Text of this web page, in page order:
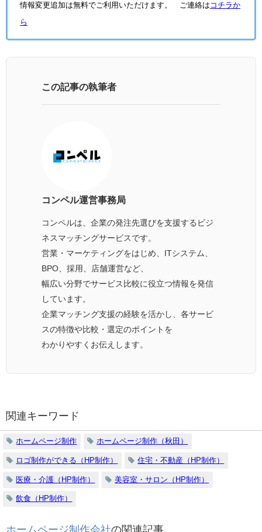
情報変更追加は無料でご利用いただけます。 ご連絡は コチラか
ら
この記事の執筆者
コンペル運営事務局
コンペルは、企業の発注先選びを支援するビジ
ネスマッチングサービスです。
営業・マーケティングをはじめ、ITシステム、
BPO、採用、店舗運営など、
幅広い分野でサービス比較に役立つ情報を発信
しています。
企業マッチング支援の経験を活かし、各サービ
スの特徴や比較・選定のポイントを
わかりやすくお伝えします。
関連キーワード
ホームページ制作 ホームページ制作（秋田）
ロゴ制作ができる（HP制作） 住宅・不動産（HP制作）
医療・介護（HP制作） 美容室・サロン（HP制作）
飲食（HP制作）
ホームページ制作会社の関連記事